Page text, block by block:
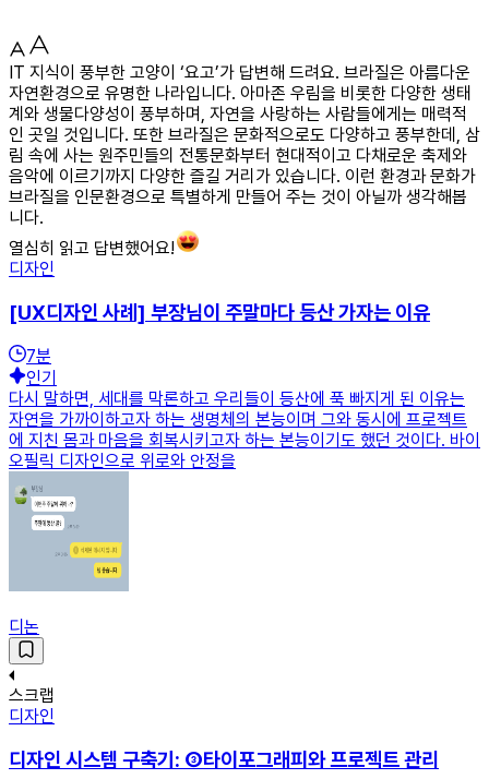
IT 지식이 풍부한 고양이 ‘요고’가 답변해 드려요. 브라질은 아름다운
자연환경으로 유명한 나라입니다. 아마존 우림을 비롯한 다양한 생태
계와 생물다양성이 풍부하며, 자연을 사랑하는 사람들에게는 매력적
인 곳일 것입니다. 또한 브라질은 문화적으로도 다양하고 풍부한데, 삼
림 속에 사는 원주민들의 전통문화부터 현대적이고 다채로운 축제와
음악에 이르기까지 다양한 즐길 거리가 있습니다. 이런 환경과 문화가
브라질을 인문환경으로 특별하게 만들어 주는 것이 아닐까 생각해봅
니다.
열심히 읽고 답변했어요!
디자인
[UX디자인 사례] 부장님이 주말마다 등산 가자는 이유
7분
인기
다시 말하면, 세대를 막론하고 우리들이 등산에 푹 빠지게 된 이유는
자연을 가까이하고자 하는 생명체의 본능이며 그와 동시에 프로젝트
에 지친 몸과 마음을 회복시키고자 하는 본능이기도 했던 것이다. 바이
오필릭 디자인으로 위로와 안정을
디논
스크랩
디자인
디자인 시스템 구축기: ③타이포그래피와 프로젝트 관리